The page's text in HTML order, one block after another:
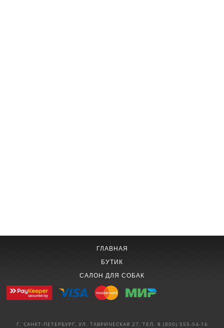
ГЛАВНАЯ
БУТИК
САЛОН ДЛЯ СОБАК
Г. САНКТ-ПЕТЕРБУРГ, УЛ. ТАВРИЧЕСКАЯ 27, ТЕЛ. 8 (800) 555-54-16